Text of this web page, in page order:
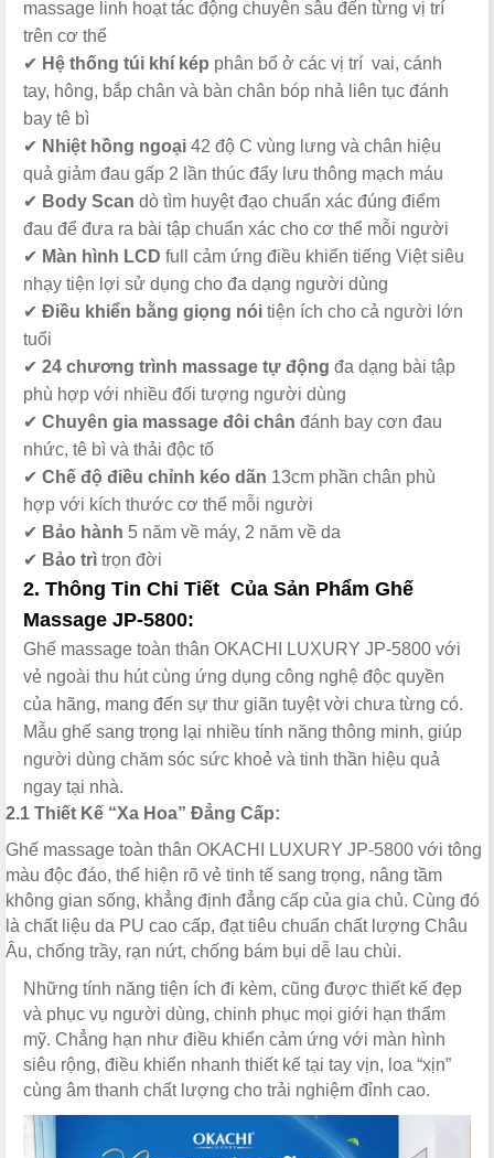
massage linh hoạt tác động chuyên sâu đến từng vị trí
trên cơ thể
✔ Hệ thống túi khí kép phân bổ ở các vị trí vai, cánh
tay, hông, bắp chân và bàn chân bóp nhả liên tục đánh
bay tê bì
✔ Nhiệt hồng ngoại 42 độ C vùng lưng và chân hiệu
quả giảm đau gấp 2 lần thúc đẩy lưu thông mạch máu
✔ Body Scan dò tìm huyệt đạo chuẩn xác đúng điểm
đau để đưa ra bài tập chuẩn xác cho cơ thể mỗi người
✔ Màn hình LCD full cảm ứng điều khiển tiếng Việt siêu
nhạy tiện lợi sử dụng cho đa dạng người dùng
✔ Điều khiển bằng giọng nói tiện ích cho cả người lớn
tuổi
✔ 24 chương trình massage tự động đa dạng bài tập
phù hợp với nhiều đối tượng người dùng
✔ Chuyên gia massage đôi chân đánh bay cơn đau
nhức, tê bì và thải độc tố
✔ Chế độ điều chỉnh kéo dãn 13cm phần chân phù
hợp với kích thước cơ thể mỗi người
✔ Bảo hành 5 năm về máy, 2 năm về da
✔ Bảo trì trọn đời
2. Thông Tin Chi Tiết Của Sản Phẩm Ghế
Massage JP-5800:
Ghế massage toàn thân OKACHI LUXURY JP-5800 với
vẻ ngoài thu hút cùng ứng dụng công nghệ độc quyền
của hãng, mang đến sự thư giãn tuyệt vời chưa từng có.
Mẫu ghế sang trọng lại nhiều tính năng thông minh, giúp
người dùng chăm sóc sức khoẻ và tinh thần hiệu quả
ngay tại nhà.
2.1 Thiết Kế “Xa Hoa” Đẳng Cấp:
Ghế massage toàn thân OKACHI LUXURY JP-5800 với tông
màu độc đáo, thể hiện rõ vẻ tinh tế sang trọng, nâng tầm
không gian sống, khẳng định đẳng cấp của gia chủ. Cùng đó
là chất liệu da PU cao cấp, đạt tiêu chuẩn chất lượng Châu
Âu, chống trầy, rạn nứt, chống bám bụi dễ lau chùi.
Những tính năng tiện ích đi kèm, cũng được thiết kế đẹp
và phục vụ người dùng, chinh phục mọi giới hạn thẩm
mỹ. Chẳng hạn như điều khiển cảm ứng với màn hình
siêu rộng, điều khiển nhanh thiết kế tại tay vịn, loa “xịn”
cùng âm thanh chất lượng cho trải nghiệm đỉnh cao.